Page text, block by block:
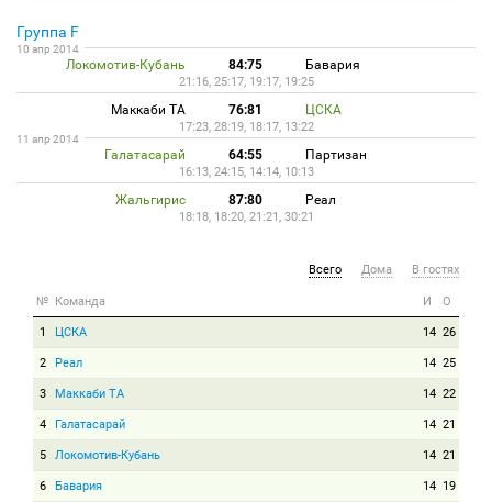
Группа F
10 апр 2014
Локомотив-Кубань 84:75 Бавария
21:16, 25:17, 19:17, 19:25
Маккаби ТА 76:81 ЦСКА
17:23, 28:19, 18:17, 13:22
11 апр 2014
Галатасарай 64:55 Партизан
16:13, 24:15, 14:14, 10:13
Жальгирис 87:80 Реал
18:18, 18:20, 21:21, 30:21
Всего Дома В гостях
№ Команда И О
1 ЦСКА 14 26
2 Реал 14 25
3 Маккаби ТА 14 22
4 Галатасарай 14 21
5 Локомотив-Кубань 14 21
6 Бавария 14 19